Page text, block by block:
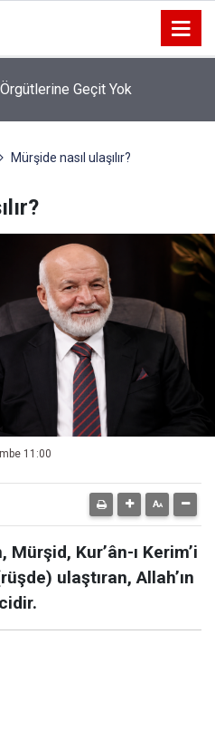
Geçit Yok
Mürşide nasıl ulaşılır?
11:00
Kur’ân-ı Kerim’i
ulaştıran, Allah’ın